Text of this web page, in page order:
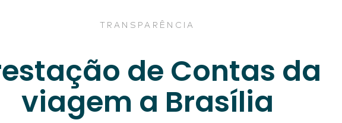
TRANSPARÊNCIA
de Contas da
viagem a Brasília